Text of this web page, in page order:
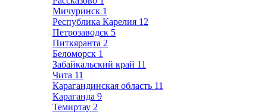
Мичуринск 1
Республика Карелия 12
Петрозаводск 5
Питкяранта 2
Беломорск 1
Забайкальский край 11
Чита 11
Карагандинская область 11
Караганда 9
Темиртау 2